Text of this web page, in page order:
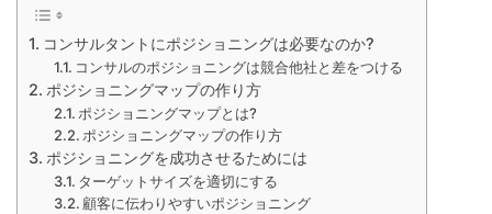
コンサルタントにポジショニングは必要なのか?
コンサルのポジショニングは競合他社と差をつける
ポジショニングマップの作り方
ポジショニングマップとは?
ポジショニングマップの作り方
ポジショニングを成功させるためには
ターゲットサイズを適切にする
顧客に伝わりやすいポジショニング